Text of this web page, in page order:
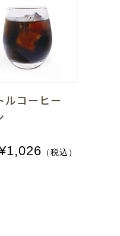
ルコーヒー
（税込）